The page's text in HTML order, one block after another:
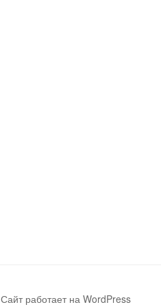
Сайт работает на WordPress